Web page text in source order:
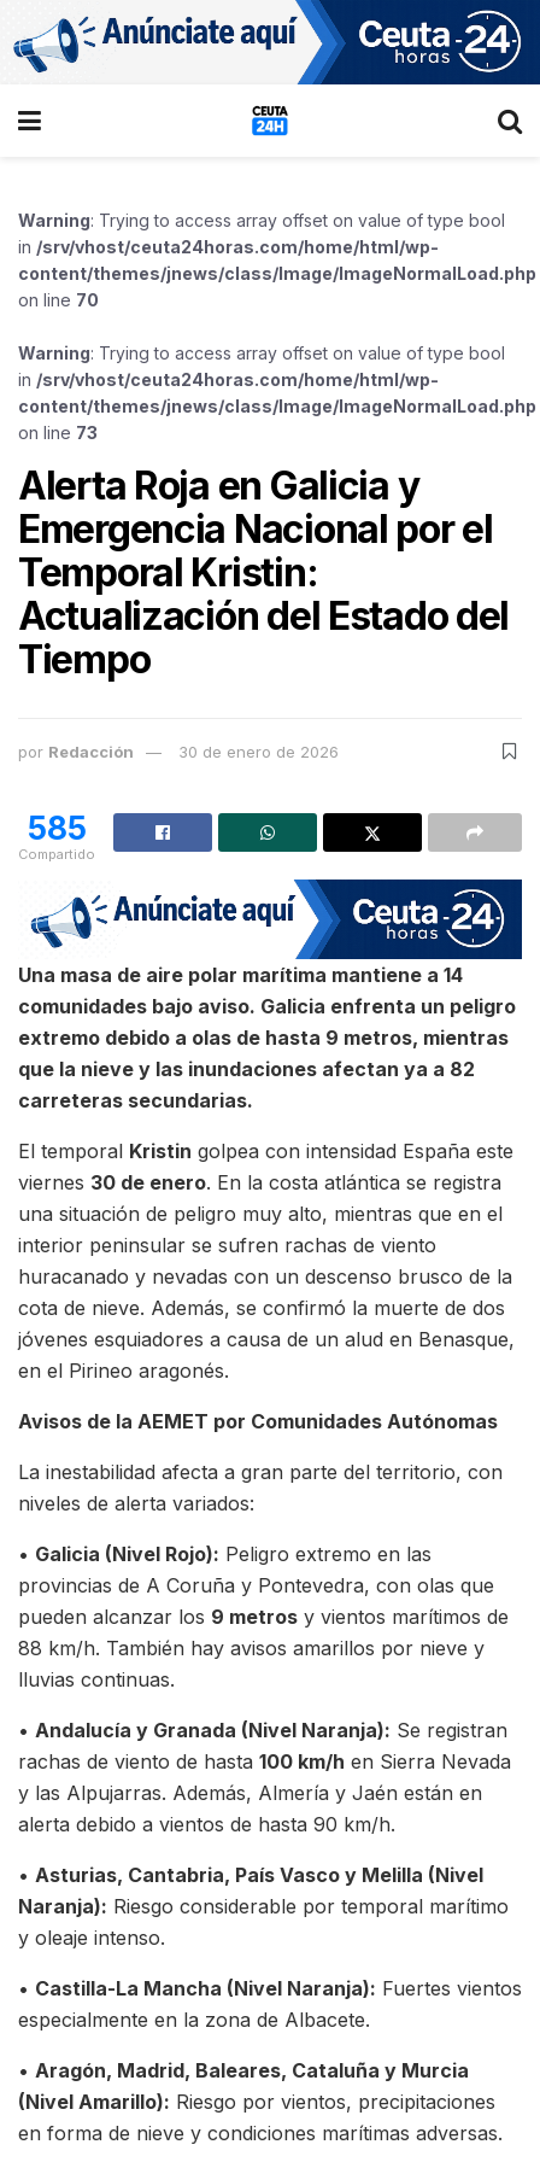
Warning: Trying to access array offset on value of type bool
in /srv/vhost/ceuta24horas.com/home/html/wp-
content/themes/jnews/class/Image/ImageNormalLoad.php
on line 70
Warning: Trying to access array offset on value of type bool
in /srv/vhost/ceuta24horas.com/home/html/wp-
content/themes/jnews/class/Image/ImageNormalLoad.php
on line 73
Alerta Roja en Galicia y
Emergencia Nacional por el
Temporal Kristin:
Actualización del Estado del
Tiempo
por Redacción 30 de enero de 2026
585
Compartido
Una masa de aire polar marítima mantiene a 14
comunidades bajo aviso. Galicia enfrenta un peligro
extremo debido a olas de hasta 9 metros, mientras
que la nieve y las inundaciones afectan ya a 82
carreteras secundarias.
El temporal Kristin golpea con intensidad España este
viernes 30 de enero. En la costa atlántica se registra
una situación de peligro muy alto, mientras que en el
interior peninsular se sufren rachas de viento
huracanado y nevadas con un descenso brusco de la
cota de nieve. Además, se confirmó la muerte de dos
jóvenes esquiadores a causa de un alud en Benasque,
en el Pirineo aragonés.
Avisos de la AEMET por Comunidades Autónomas
La inestabilidad afecta a gran parte del territorio, con
niveles de alerta variados:
• Galicia (Nivel Rojo): Peligro extremo en las
provincias de A Coruña y Pontevedra, con olas que
pueden alcanzar los 9 metros y vientos marítimos de
88 km/h. También hay avisos amarillos por nieve y
lluvias continuas.
• Andalucía y Granada (Nivel Naranja): Se registran
rachas de viento de hasta 100 km/h en Sierra Nevada
y las Alpujarras. Además, Almería y Jaén están en
alerta debido a vientos de hasta 90 km/h.
• Asturias, Cantabria, País Vasco y Melilla (Nivel
Naranja): Riesgo considerable por temporal marítimo
y oleaje intenso.
• Castilla-La Mancha (Nivel Naranja): Fuertes vientos
especialmente en la zona de Albacete.
• Aragón, Madrid, Baleares, Cataluña y Murcia
(Nivel Amarillo): Riesgo por vientos, precipitaciones
en forma de nieve y condiciones marítimas adversas.